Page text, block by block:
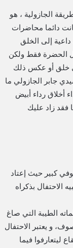
الجازولية ، هو
دائما محاضرات
إلى الخلق
الحضرة فقط ولكن
خلق أو عكس ذلك
جابر الجازولي ما
أخلاق رداء أبيض
فقد زاد عليك
كبير حيث إعتاد
الاحتفال بذكراه
الطيبة التي صاغ
و يعتبر الاحتفال
ليتعارفوا فيما